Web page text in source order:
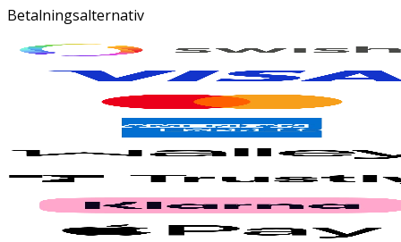
Betalningsalternativ